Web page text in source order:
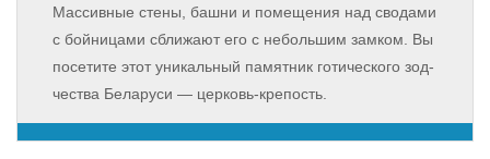
Мас­сив­ные сте­ны, баш­ни и по­ме­ще­ния над сво­да­ми
с бой­ни­ца­ми сбли­жа­ют его с не­боль­шим зам­ком. Вы
по­се­ти­те этот уни­каль­ный па­мят­ник го­ти­че­ско­го зод­
че­ства Бе­ла­ру­си — церковь-крепость.